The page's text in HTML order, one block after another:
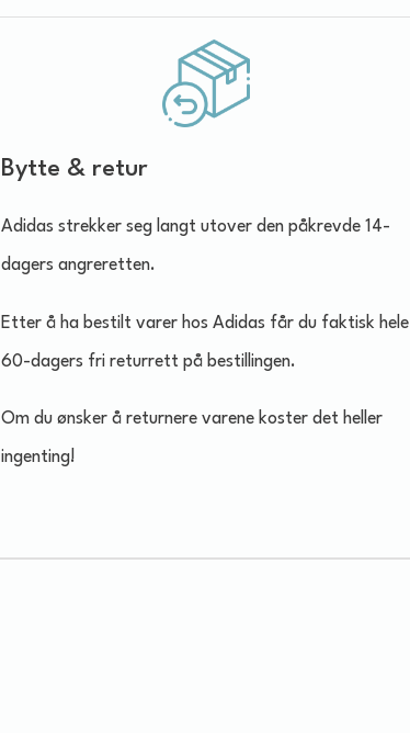
Bytte & retur
Adidas strekker seg langt utover den påkrevde 14-
dagers angreretten.
Etter å ha bestilt varer hos Adidas får du faktisk hele
60-dagers fri returrett på bestillingen.
Om du ønsker å returnere varene koster det heller
ingenting!